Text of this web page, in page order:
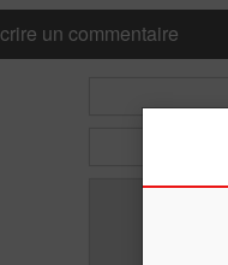
un commentaire